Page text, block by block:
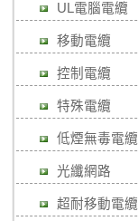
UL電腦電纜
移動電纜
控制電纜
特殊電纜
低煙無毒電纜
光纖網路
超耐移動電纜